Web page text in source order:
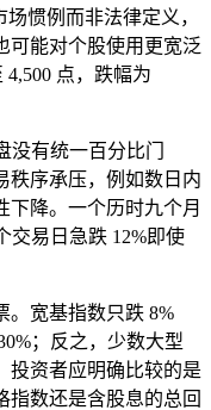
惯例而非法律定义，
可能对个股使用更宽泛
4,500 点，跌幅为
没有统一百分比门
秩序承压，例如数日内
下降。一个历时九个月
交易日急跌 12%即使
。宽基指数只跌 8%
；反之，少数大型
投资者应明确比较的是
指数还是含股息的总回